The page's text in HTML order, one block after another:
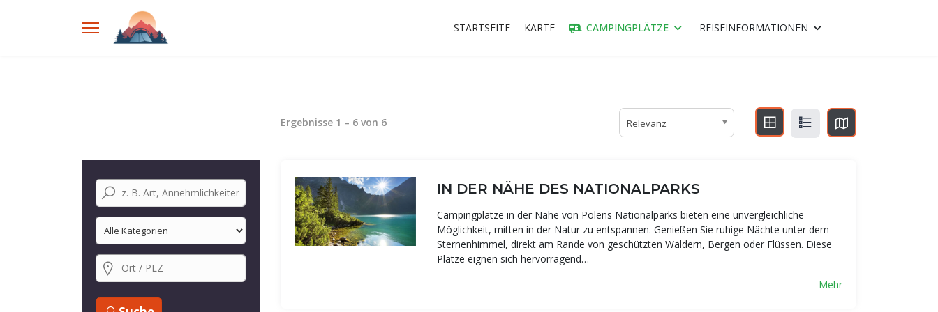
STARTSEITE KARTE CAMPINGPLÄTZE REISEINFORMATIONEN
Ergebnisse 1 – 6 von 6 Relevanz
IN DER NÄHE DES NATIONALPARKS
Campingplätze in der Nähe von Polens Nationalparks bieten eine unvergleichliche
Möglichkeit, mitten in der Natur zu entspannen. Genießen Sie ruhige Nächte unter dem
Sternenhimmel, direkt am Rande von geschützten Wäldern, Bergen oder Flüssen. Diese
Plätze eignen sich hervorragend…
Mehr